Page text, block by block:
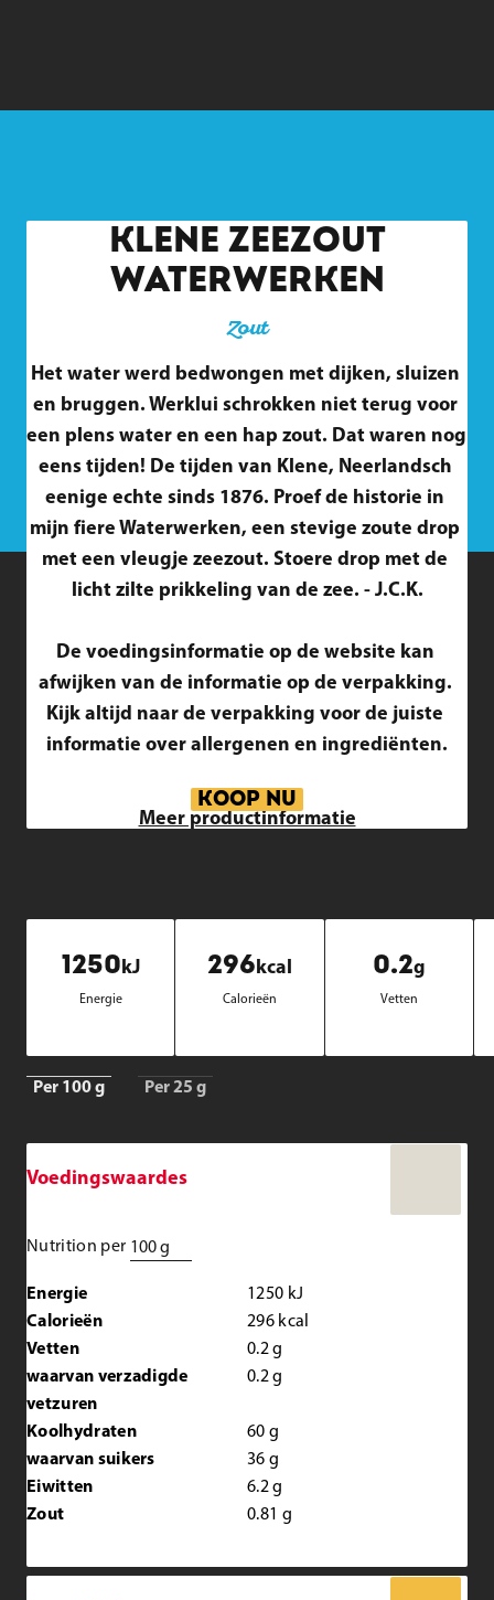
KLENE ZEEZOUT
WATERWERKEN
Zout
Het water werd bedwongen met dijken, sluizen
en bruggen. Werklui schrokken niet terug voor
een plens water en een hap zout. Dat waren nog
eens tijden! De tijden van Klene, Neerlandsch
eenige echte sinds 1876. Proef de historie in
mijn fiere Waterwerken, een stevige zoute drop
met een vleugje zeezout. Stoere drop met de
licht zilte prikkeling van de zee. - J.C.K.
De voedingsinformatie op de website kan
afwijken van de informatie op de verpakking.
Kijk altijd naar de verpakking voor de juiste
informatie over allergenen en ingrediënten.
KOOP NU
Meer productinformatie
1250kJ
Ener­gie
296kcal
Ca­lo­rie­ën
0.2g
Vet­ten
Per 100 g Per 25 g
Voedingswaardes
Nutrition per 100 g
Energie 1250 kJ
Calorieën
296 kcal
Vetten
0.2 g
waarvan verzadigde
vetzuren
0.2 g
Koolhydraten 60 g
waarvan suikers
36 g
Eiwitten
6.2 g
Zout
0.81 g